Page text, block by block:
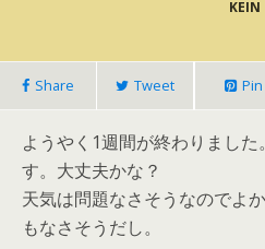
KEIN
Share Tweet Pin
ようやく1週間が終わりまし
す。大丈夫かな？
天気は問題なさそうなのでよ
もなさそうだし。